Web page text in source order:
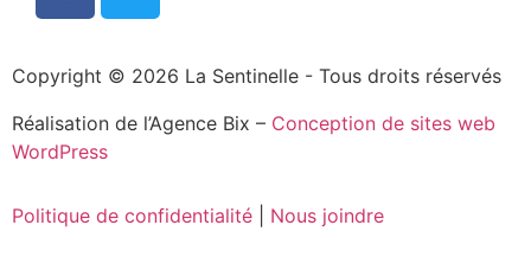
Copyright © 2026 La Sentinelle - Tous droits réservés
Réalisation de l’Agence Bix – Conception de sites web
WordPress
Politique de confidentialité Nous joindre